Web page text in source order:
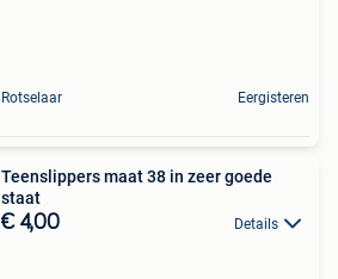
Rotselaar Eergisteren
Teenslippers maat 38 in zeer goede
staat
€ 4,00 Details